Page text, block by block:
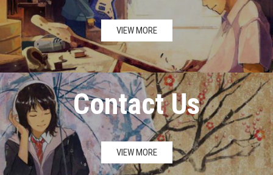
VIEW MORE
Contact Us
VIEW MORE